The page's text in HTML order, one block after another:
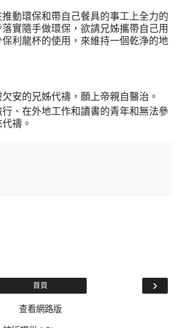
動環保和帶自己餐具的事工上全力的
實隨手做環保，欲請兄姊攜帶自己用
利龍杯的使用， 來維持一個乾浄的地
安的兄姊代禱，願上帝親自醫治。
、在外地工作和讀書的青年和無法參
代禱 。
›
首頁
查看網路版